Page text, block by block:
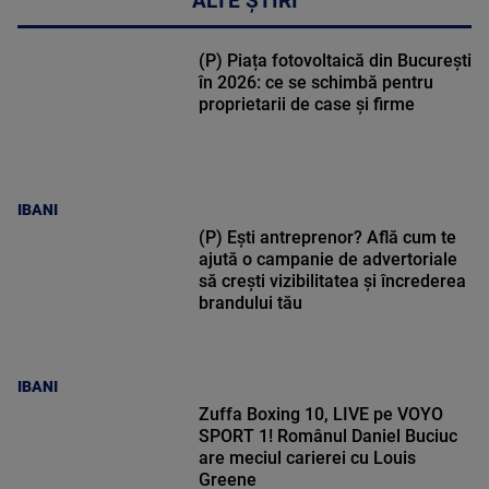
IBANI
(P) Piața fotovoltaică din București
în 2026: ce se schimbă pentru
proprietarii de case și firme
IBANI
(P) Ești antreprenor? Află cum te
ajută o campanie de advertoriale
să crești vizibilitatea și încrederea
brandului tău
Zuffa Boxing 10, LIVE pe VOYO
SPORT 1! Românul Daniel Buciuc
are meciul carierei cu Louis
Greene